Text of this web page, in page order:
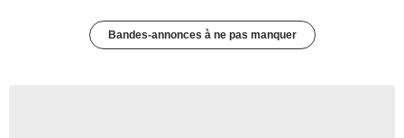
Bandes-annonces à ne pas manquer